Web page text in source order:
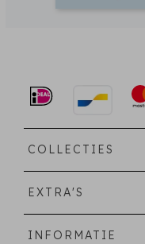
COLLECTIES
EXTRA'S
INFORMATIE